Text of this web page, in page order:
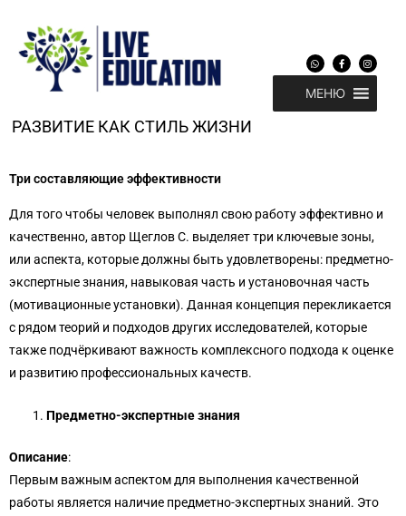
содержимому
РАЗВИТИЕ КАК СТИЛЬ ЖИЗНИ
W
h
a
s
a
p
F
a
c
b
o
o
I
n
s
a
g
r
МЕНЮ
Три составляющие эффективности
Для того чтобы человек выполнял свою работу эффективно и
качественно, автор Щеглов С. выделяет три ключевые зоны,
или аспекта, которые должны быть удовлетворены: предметно-
экспертные знания, навыковая часть и установочная часть
(мотивационные установки). Данная концепция перекликается
с рядом теорий и подходов других исследователей, которые
также подчёркивают важность комплексного подхода к оценке
и развитию профессиональных качеств.
Предметно-экспертные знания
Описание:
Первым важным аспектом для выполнения качественной
работы является наличие предметно-экспертных знаний. Это